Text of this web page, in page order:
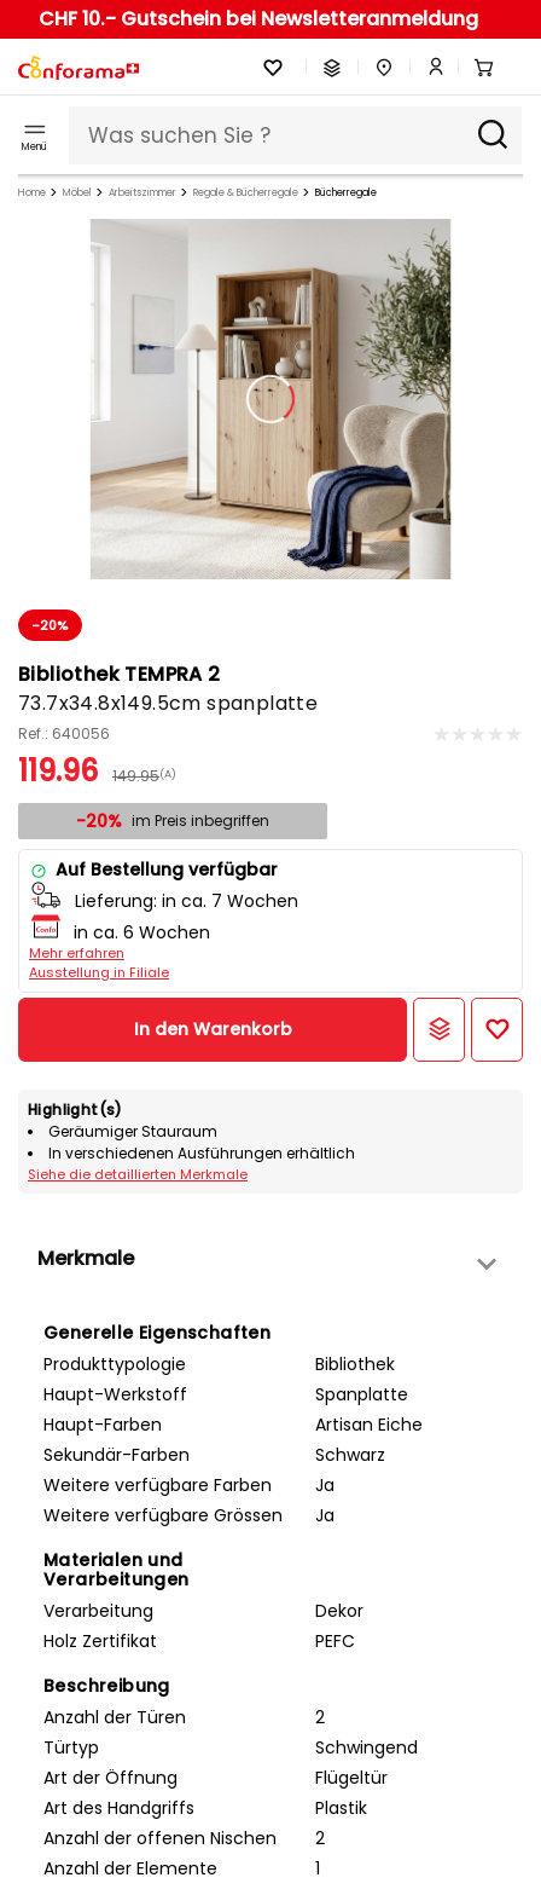
CHF 10.- Gutschein bei Newsletteranmeldung
Menü
Home Möbel Arbeitszimmer Regale & Bücherregale Bücherregale
-20%
Bibliothek TEMPRA 2
73.7x34.8x149.5cm spanplatte
Ref.: 640056
119.96 149.95(A)
-20% im Preis inbegriffen
Auf Bestellung verfügbar
Lieferung: in ca. 7 Wochen
in ca. 6 Wochen
Mehr erfahren
Ausstellung in Filiale
In den Warenkorb
Highlight(s)
Geräumiger Stauraum
In verschiedenen Ausführungen erhältlich
Siehe die detaillierten Merkmale
Merkmale
Generelle Eigenschaften
Produkttypologie
Bibliothek
Haupt-Werkstoff
Spanplatte
Haupt-Farben
Artisan Eiche
Sekundär-Farben
Schwarz
Weitere verfügbare Farben
Ja
Weitere verfügbare Grössen
Ja
Materialen und
Verarbeitungen
Verarbeitung
Dekor
Holz Zertifikat
PEFC
Beschreibung
Anzahl der Türen
2
Türtyp
Schwingend
Art der Öffnung
Flügeltür
Art des Handgriffs
Plastik
Anzahl der offenen Nischen
2
Anzahl der Elemente
1